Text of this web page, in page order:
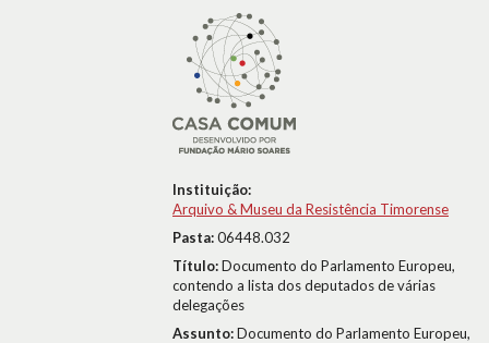
Instituição:
Arquivo & Museu da Resistência Timorense
Pasta:06448.032
Título:Documento do Parlamento Europeu,
contendo a lista dos deputados de várias
delegações
Assunto:Documento do Parlamento Europeu,